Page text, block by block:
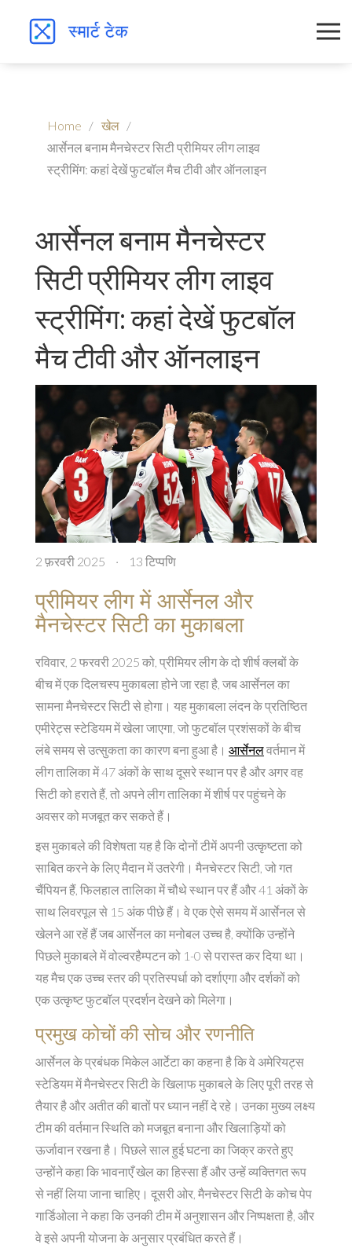
Home
खेल
आर्सेनल बनाम मैनचेस्टर सिटी प्रीमियर लीग लाइव
स्ट्रीमिंग: कहां देखें फुटबॉल मैच टीवी और ऑनलाइन
आर्सेनल बनाम मैनचेस्टर
सिटी प्रीमियर लीग लाइव
स्ट्रीमिंग: कहां देखें फुटबॉल
मैच टीवी और ऑनलाइन
2 फ़रवरी 2025 · 13 टिप्पणि
प्रीमियर लीग में आर्सेनल और
मैनचेस्टर सिटी का मुकाबला
रविवार, 2 फरवरी 2025 को, प्रीमियर लीग के दो शीर्ष क्लबों के
बीच में एक दिलचस्प मुकाबला होने जा रहा है, जब आर्सेनल का
सामना मैनचेस्टर सिटी से होगा। यह मुकाबला लंदन के प्रतिष्ठित
एमीरेट्स स्टेडियम में खेला जाएगा, जो फुटबॉल प्रशंसकों के बीच
लंबे समय से उत्सुकता का कारण बना हुआ है। आर्सेनलवर्तमान में
लीग तालिका में 47 अंकों के साथ दूसरे स्थान पर है और अगर वह
सिटी को हराते हैं, तो अपने लीग तालिका में शीर्ष पर पहुंचने के
अवसर को मजबूत कर सकते हैं।
इस मुकाबले की विशेषता यह है कि दोनों टीमें अपनी उत्कृष्टता को
साबित करने के लिए मैदान में उतरेगी। मैनचेस्टर सिटी, जो गत
चैंपियन हैं, फिलहाल तालिका में चौथे स्थान पर हैं और 41 अंकों के
साथ लिवरपूल से 15 अंक पीछे हैं। वे एक ऐसे समय में आर्सेनल से
खेलने आ रहें हैं जब आर्सेनल का मनोबल उच्च है, क्योंकि उन्होंने
पिछले मुकाबले में वोल्वरहैम्पटन को 1-0 से परास्त कर दिया था।
यह मैच एक उच्च स्तर की प्रतिस्पर्धा को दर्शाएगा और दर्शकों को
एक उत्कृष्ट फुटबॉल प्रदर्शन देखने को मिलेगा।
प्रमुख कोचों की सोच और रणनीति
आर्सेनल के प्रबंधक मिकेल आर्टेटा का कहना है कि वे अमेरियट्स
स्टेडियम में मैनचेस्टर सिटी के खिलाफ मुकाबले के लिए पूरी तरह से
तैयार है और अतीत की बातों पर ध्यान नहीं दे रहे। उनका मुख्य लक्ष्य
टीम की वर्तमान स्थिति को मजबूत बनाना और खिलाड़ियों को
ऊर्जावान रखना है। पिछले साल हुई घटना का जिक्र करते हुए
उन्होंने कहा कि भावनाएँ खेल का हिस्सा हैं और उन्हें व्यक्तिगत रूप
से नहीं लिया जाना चाहिए। दूसरी ओर, मैनचेस्टर सिटी के कोच पेप
गार्डिओला ने कहा कि उनकी टीम में अनुशासन और निष्पक्षता है, और
वे इसे अपनी योजना के अनुसार प्रबंधित करते हैं।